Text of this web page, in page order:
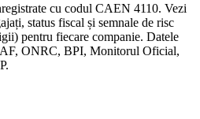
cu codul CAEN 4110. Vezi
status fiscal și semnale de risc
pentru fiecare companie. Datele
ONRC, BPI, Monitorul Oficial,